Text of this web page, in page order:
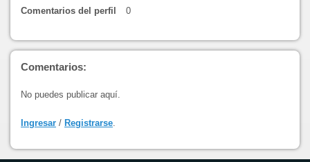
Comentarios del perfil 0
Comentarios:
No puedes publicar aquí.
Ingresar / Registrarse.